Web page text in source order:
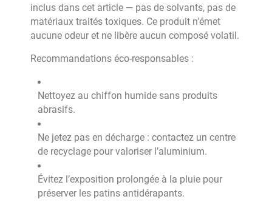
inclus dans cet article — pas de solvants, pas de
matériaux traités toxiques. Ce produit n’émet
aucune odeur et ne libère aucun composé volatil.
Recommandations éco-responsables :
Nettoyez au chiffon humide sans produits
abrasifs.
Ne jetez pas en décharge : contactez un centre
de recyclage pour valoriser l’aluminium.
Évitez l’exposition prolongée à la pluie pour
préserver les patins antidérapants.